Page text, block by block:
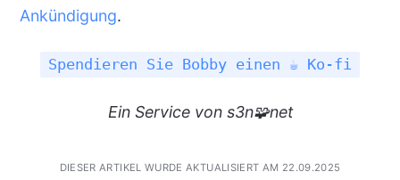
Ankündigung.
Spendieren Sie Bobby einen ☕ Ko-fi
Ein Servicevon s3n🧩net
DIESER ARTIKEL WURDE AKTUALISIERT AM 22.09.2025